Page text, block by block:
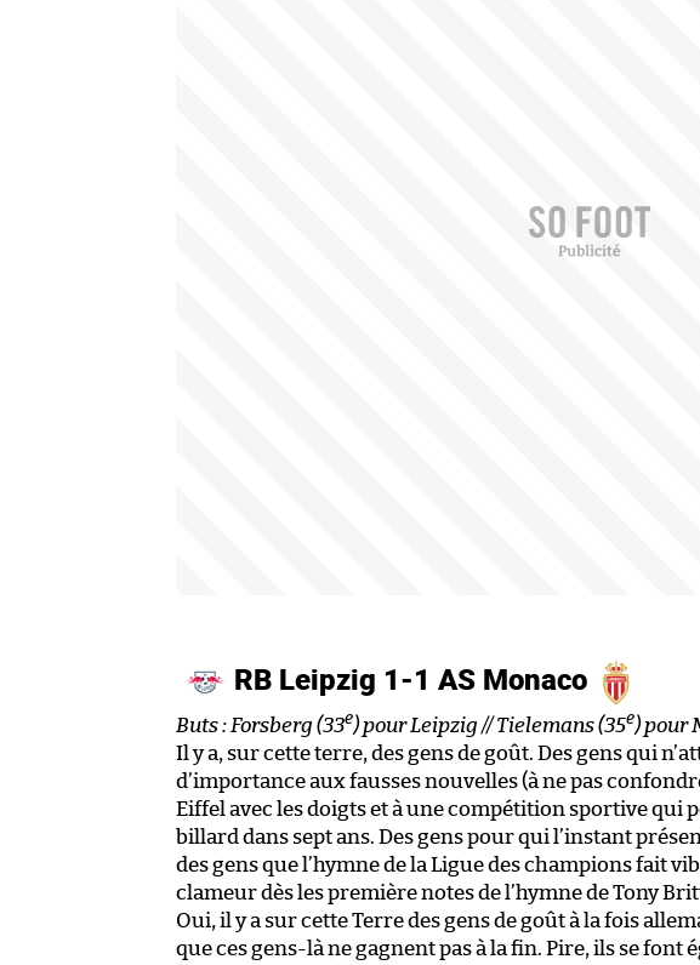
RB Leipzig 1-1 AS Monaco
Buts : Forsberg (33e) pour Leipzig // Tielemans (35e) pour
Il y a, sur cette terre, des gens de goût. Des gens qui
d’importance aux fausses nouvelles (à ne pas
Eiffel avec les doigts et à une compétition sportive qui
billard dans sept ans. Des gens pour qui l’instant
des gens que l’hymne de la Ligue des champions fait
clameur dès les première notes de l’hymne de Tony
Oui, il y a sur cette Terre des gens de goût à la fois
que ces gens-là ne gagnent pas à la fin. Pire, ils se